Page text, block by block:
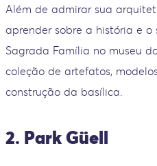
Além de admirar sua
aprender sobre a história e
Sagrada Família no museu
coleção de artefatos,
construção da basílica.
2. Park Güell